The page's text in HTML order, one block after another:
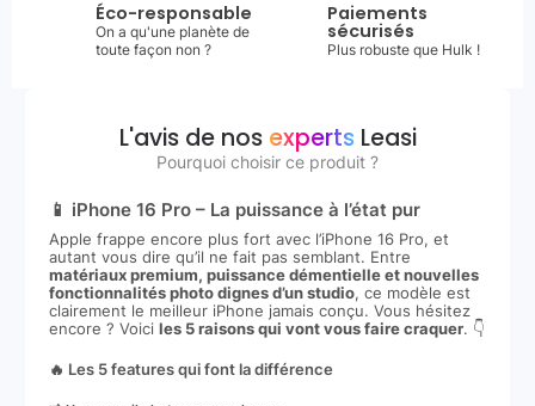
Éco-responsable
On a qu'une planète de
toute façon non ?
Paiements
sécurisés
Plus robuste que Hulk !
L'avis de nos expertsLeasi
Pourquoi choisir ce produit ?
📱 iPhone 16 Pro – La puissance à l’état pur
Apple frappe encore plus fort avec l’iPhone 16 Pro, et
autant vous dire qu’il ne fait pas semblant. Entre
matériaux premium, puissance démentielle et nouvelles
fonctionnalités photo dignes d’un studio, ce modèle est
clairement le meilleur iPhone jamais conçu. Vous hésitez
encore ? Voici les 5 raisons qui vont vous faire craquer. 👇
🔥 Les 5 features qui font la différence